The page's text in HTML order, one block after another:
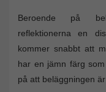
Beroende på
reflektionerna en
kommer snabbt att
har en jämn färg
på att beläggningen